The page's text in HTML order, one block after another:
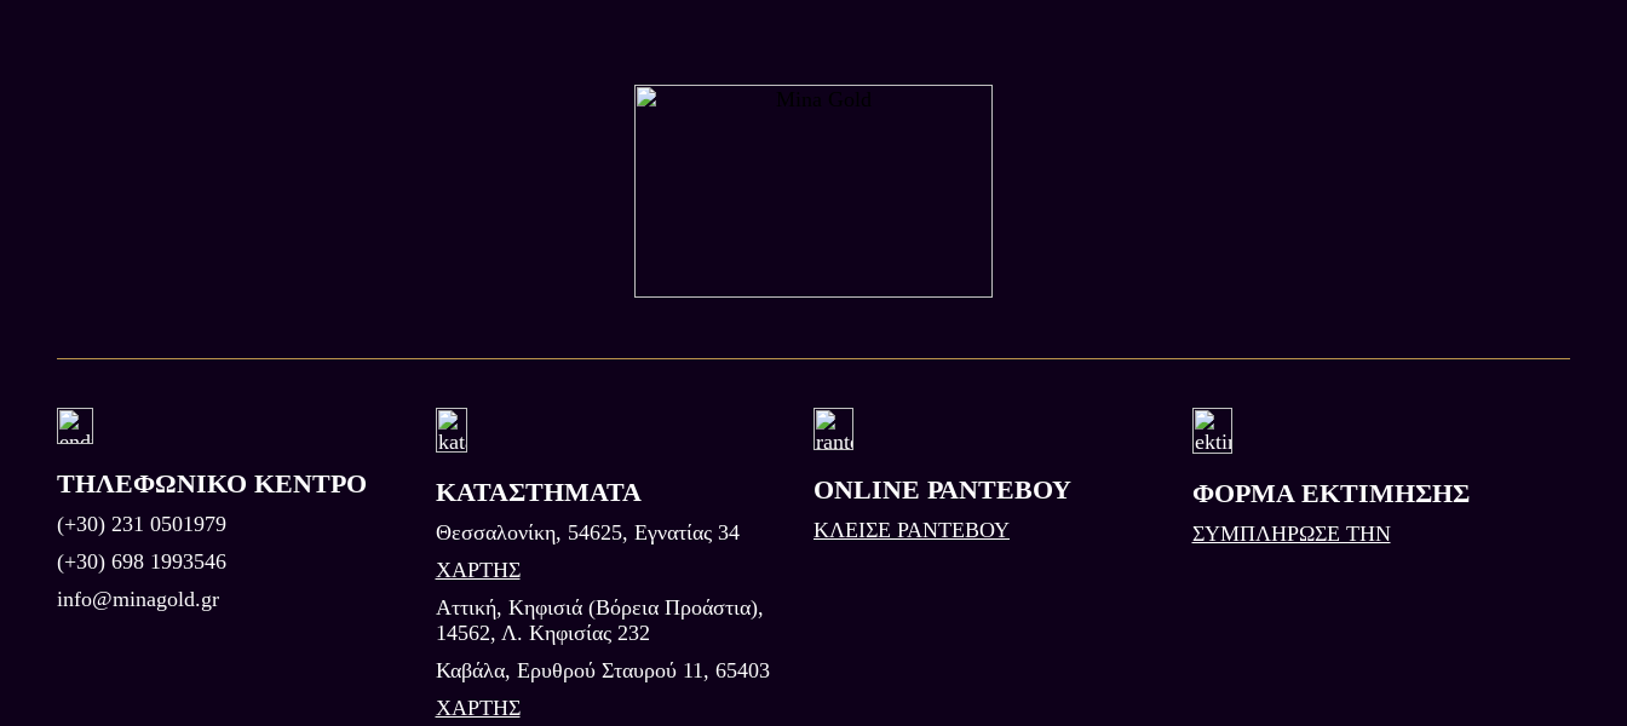
ΤΗΛΕΦΩΝΙΚΟ ΚΕΝΤΡΟ
(+30) 231 0501979
(+30) 698 1993546
info@minagold.gr
ΚΑΤΑΣΤΗΜΑΤΑ
Θεσσαλονίκη, 54625, Εγνατίας 34
ΧΑΡΤΗΣ
Αττική, Κηφισιά (Βόρεια Προάστια),
14562, Λ. Κηφισίας 232
Καβάλα, Eρυθρού Σταυρού 11, 65403
ΧΑΡΤΗΣ
ONLINE ΡΑΝΤΕΒΟΥ
ΚΛΕΙΣΕ ΡΑΝΤΕΒΟΥ
ΦΟΡΜΑ ΕΚΤΙΜΗΣΗΣ
ΣΥΜΠΛΗΡΩΣΕ ΤΗΝ